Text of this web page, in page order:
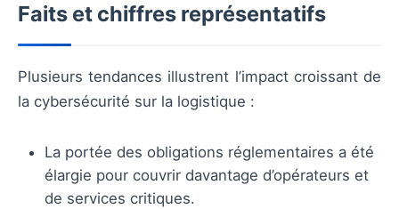
Faits et chiffres représentatifs
Plusieurs tendances illustrent l’impact croissant de
la cybersécurité sur la logistique :
La portée des obligations réglementaires a été
élargie pour couvrir davantage d’opérateurs et
de services critiques.